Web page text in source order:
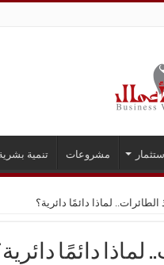
مشروعات تنمية
الطائرات.. لماذا دائمًا دائرية؟
لماذا دائمًا